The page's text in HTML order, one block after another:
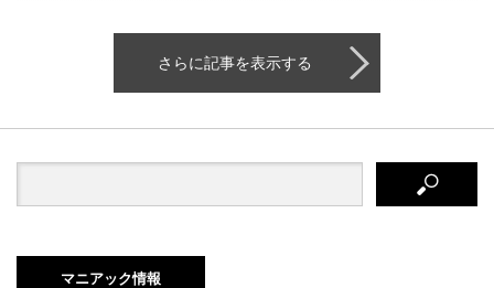
さらに記事を表示する
マニアック情報